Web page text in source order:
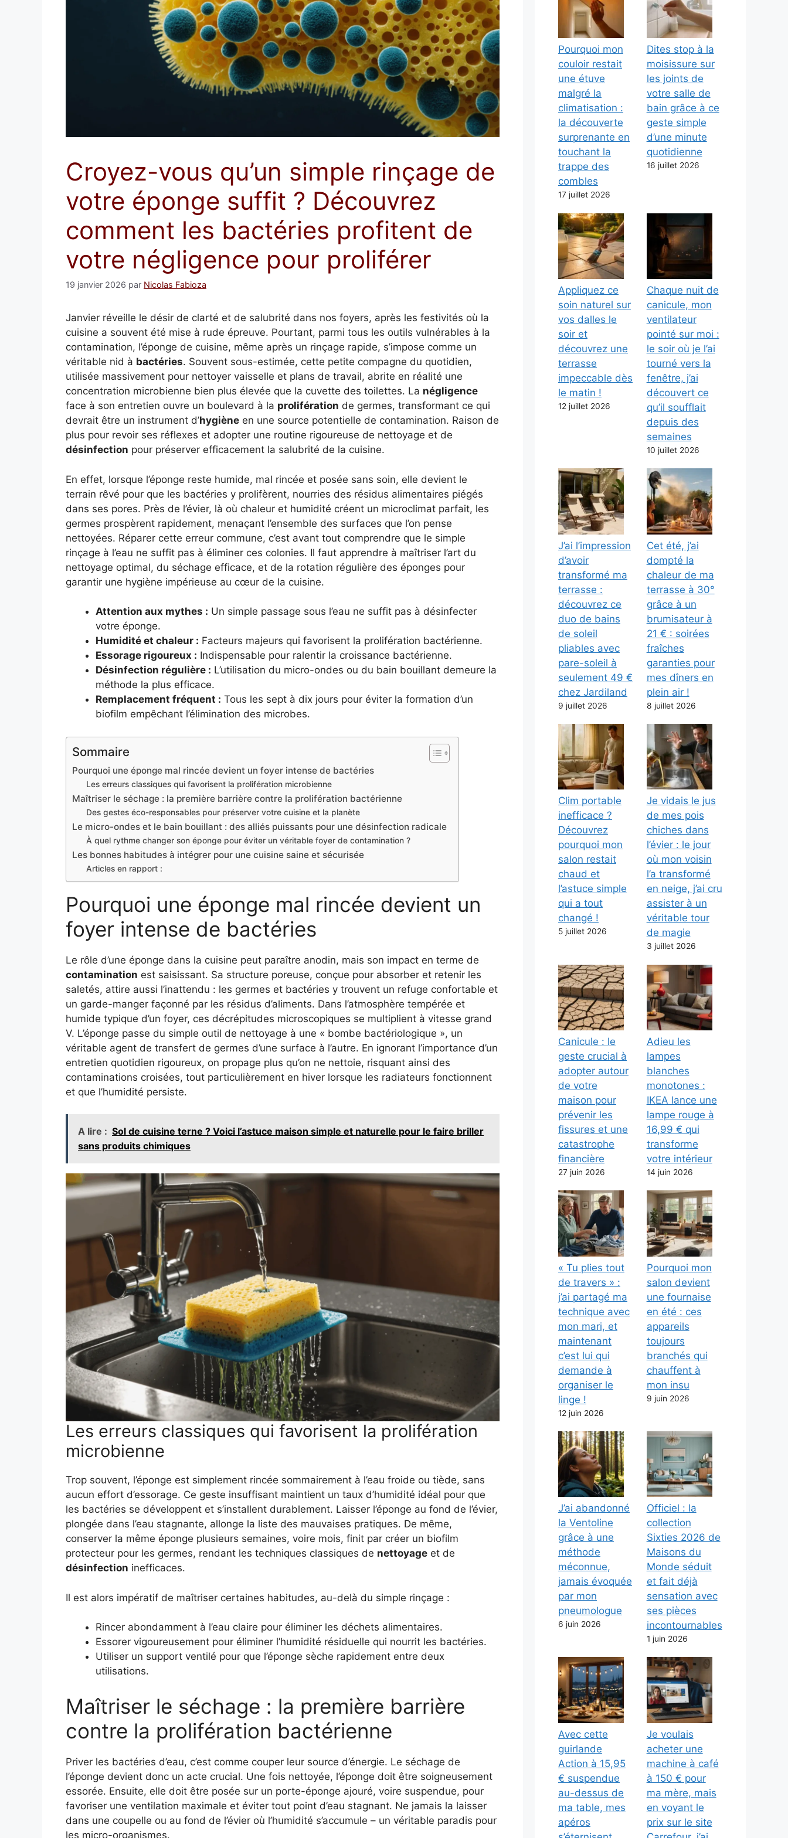
Croyez-vous qu’un simple rinçage de
votre éponge suffit ? Découvrez
comment les bactéries profitent de
votre négligence pour proliférer
19 janvier 2026 par Nicolas Fabioza
Janvier réveille le désir de clarté et de salubrité dans nos foyers, après les festivités où la
cuisine a souvent été mise à rude épreuve. Pourtant, parmi tous les outils vulnérables à la
contamination, l’éponge de cuisine, même après un rinçage rapide, s’impose comme un
véritable nid à bactéries. Souvent sous-estimée, cette petite compagne du quotidien,
utilisée massivement pour nettoyer vaisselle et plans de travail, abrite en réalité une
concentration microbienne bien plus élevée que la cuvette des toilettes. La négligence
face à son entretien ouvre un boulevard à la prolifération de germes, transformant ce qui
devrait être un instrument d’hygiène en une source potentielle de contamination. Raison de
plus pour revoir ses réflexes et adopter une routine rigoureuse de nettoyage et de
désinfection pour préserver efficacement la salubrité de la cuisine.
En effet, lorsque l’éponge reste humide, mal rincée et posée sans soin, elle devient le
terrain rêvé pour que les bactéries y prolifèrent, nourries des résidus alimentaires piégés
dans ses pores. Près de l’évier, là où chaleur et humidité créent un microclimat parfait, les
germes prospèrent rapidement, menaçant l’ensemble des surfaces que l’on pense
nettoyées. Réparer cette erreur commune, c’est avant tout comprendre que le simple
rinçage à l’eau ne suffit pas à éliminer ces colonies. Il faut apprendre à maîtriser l’art du
nettoyage optimal, du séchage efficace, et de la rotation régulière des éponges pour
garantir une hygiène impérieuse au cœur de la cuisine.
Attention aux mythes : Un simple passage sous l’eau ne suffit pas à désinfecter
votre éponge.
Humidité et chaleur : Facteurs majeurs qui favorisent la prolifération bactérienne.
Essorage rigoureux : Indispensable pour ralentir la croissance bactérienne.
Désinfection régulière : L’utilisation du micro-ondes ou du bain bouillant demeure la
méthode la plus efficace.
Remplacement fréquent : Tous les sept à dix jours pour éviter la formation d’un
biofilm empêchant l’élimination des microbes.
Sommaire
Pourquoi une éponge mal rincée devient un foyer intense de bactéries
Les erreurs classiques qui favorisent la prolifération microbienne
Maîtriser le séchage : la première barrière contre la prolifération bactérienne
Des gestes éco-responsables pour préserver votre cuisine et la planète
Le micro-ondes et le bain bouillant : des alliés puissants pour une désinfection radicale
À quel rythme changer son éponge pour éviter un véritable foyer de contamination ?
Les bonnes habitudes à intégrer pour une cuisine saine et sécurisée
Articles en rapport :
Pourquoi une éponge mal rincée devient un
foyer intense de bactéries
Le rôle d’une éponge dans la cuisine peut paraître anodin, mais son impact en terme de
contamination est saisissant. Sa structure poreuse, conçue pour absorber et retenir les
saletés, attire aussi l’inattendu : les germes et bactéries y trouvent un refuge confortable et
un garde-manger façonné par les résidus d’aliments. Dans l’atmosphère tempérée et
humide typique d’un foyer, ces décrépitudes microscopiques se multiplient à vitesse grand
V. L’éponge passe du simple outil de nettoyage à une « bombe bactériologique », un
véritable agent de transfert de germes d’une surface à l’autre. En ignorant l’importance d’un
entretien quotidien rigoureux, on propage plus qu’on ne nettoie, risquant ainsi des
contaminations croisées, tout particulièrement en hiver lorsque les radiateurs fonctionnent
et que l’humidité persiste.
A lire : Sol de cuisine terne ? Voici l’astuce maison simple et naturelle pour le faire briller
sans produits chimiques
Les erreurs classiques qui favorisent la prolifération
microbienne
Trop souvent, l’éponge est simplement rincée sommairement à l’eau froide ou tiède, sans
aucun effort d’essorage. Ce geste insuffisant maintient un taux d’humidité idéal pour que
les bactéries se développent et s’installent durablement. Laisser l’éponge au fond de l’évier,
plongée dans l’eau stagnante, allonge la liste des mauvaises pratiques. De même,
conserver la même éponge plusieurs semaines, voire mois, finit par créer un biofilm
protecteur pour les germes, rendant les techniques classiques de nettoyage et de
désinfection inefficaces.
Il est alors impératif de maîtriser certaines habitudes, au-delà du simple rinçage :
Rincer abondamment à l’eau claire pour éliminer les déchets alimentaires.
Essorer vigoureusement pour éliminer l’humidité résiduelle qui nourrit les bactéries.
Utiliser un support ventilé pour que l’éponge sèche rapidement entre deux
utilisations.
Maîtriser le séchage : la première barrière
contre la prolifération bactérienne
Priver les bactéries d’eau, c’est comme couper leur source d’énergie. Le séchage de
l’éponge devient donc un acte crucial. Une fois nettoyée, l’éponge doit être soigneusement
essorée. Ensuite, elle doit être posée sur un porte-éponge ajouré, voire suspendue, pour
favoriser une ventilation maximale et éviter tout point d’eau stagnant. Ne jamais la laisser
dans une coupelle ou au fond de l’évier où l’humidité s’accumule – un véritable paradis pour
les micro-organismes.
Pourquoi mon
couloir restait
une étuve
malgré la
climatisation :
la découverte
surprenante en
touchant la
trappe des
combles
17 juillet 2026
Dites stop à la
moisissure sur
les joints de
votre salle de
bain grâce à ce
geste simple
d’une minute
quotidienne
16 juillet 2026
Appliquez ce
soin naturel sur
vos dalles le
soir et
découvrez une
terrasse
impeccable dès
le matin !
12 juillet 2026
Chaque nuit de
canicule, mon
ventilateur
pointé sur moi :
le soir où je l’ai
tourné vers la
fenêtre, j’ai
découvert ce
qu’il soufflait
depuis des
semaines
10 juillet 2026
J’ai l’impression
d’avoir
transformé ma
terrasse :
découvrez ce
duo de bains
de soleil
pliables avec
pare-soleil à
seulement 49 €
chez Jardiland
9 juillet 2026
Cet été, j’ai
dompté la
chaleur de ma
terrasse à 30°
grâce à un
brumisateur à
21 € : soirées
fraîches
garanties pour
mes dîners en
plein air !
8 juillet 2026
Clim portable
inefficace ?
Découvrez
pourquoi mon
salon restait
chaud et
l’astuce simple
qui a tout
changé !
5 juillet 2026
Je vidais le jus
de mes pois
chiches dans
l’évier : le jour
où mon voisin
l’a transformé
en neige, j’ai cru
assister à un
véritable tour
de magie
3 juillet 2026
Canicule : le
geste crucial à
adopter autour
de votre
maison pour
prévenir les
fissures et une
catastrophe
financière
27 juin 2026
Adieu les
lampes
blanches
monotones :
IKEA lance une
lampe rouge à
16,99 € qui
transforme
votre intérieur
14 juin 2026
« Tu plies tout
de travers » :
j’ai partagé ma
technique avec
mon mari, et
maintenant
c’est lui qui
demande à
organiser le
linge !
12 juin 2026
Pourquoi mon
salon devient
une fournaise
en été : ces
appareils
toujours
branchés qui
chauffent à
mon insu
9 juin 2026
J’ai abandonné
la Ventoline
grâce à une
méthode
méconnue,
jamais évoquée
par mon
pneumologue
6 juin 2026
Officiel : la
collection
Sixties 2026 de
Maisons du
Monde séduit
et fait déjà
sensation avec
ses pièces
incontournables
1 juin 2026
Avec cette
guirlande
Action à 15,95
€ suspendue
au-dessus de
ma table, mes
apéros
Je voulais
acheter une
machine à café
à 150 € pour
ma mère, mais
en voyant le
prix sur le site